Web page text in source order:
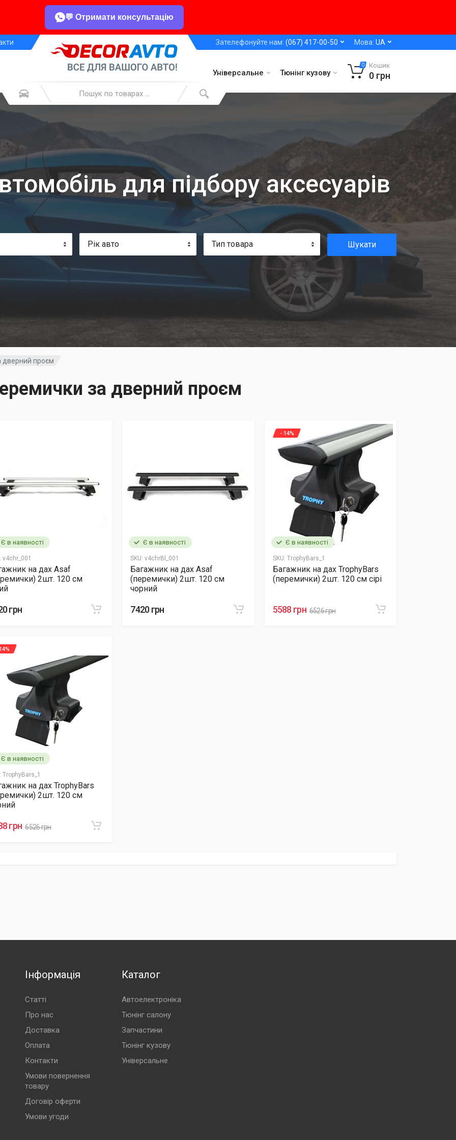
💬 Отримати консультацію
Зателефонуйте нам: (067) 417-00-50 Мова: UA
Універсальне Тюнінг кузову
0 Кошик
0 грн
для підбору аксесуарів
Рік авто Тип товара Шукати
дверний проєм
за дверний проєм
Є в наявності
v4chr_001
на дах Asaf
2шт. 120 см
грн
Є в наявності
SKU: v4chrBl_001
Багажник на дах Asaf
(перемички) 2шт. 120 см
чорний
7420 грн
Є в наявності
SKU: TrophyBars_1
- 14%
Багажник на дах TrophyBars
(перемички) 2шт. 120 см сірі
5588 грн 6526 грн
Є в наявності
TrophyBars_1
на дах TrophyBars
2шт. 120 см
грн 6526 грн
Інформація
Статті
Про нас
Доставка
Оплата
Контакти
Умови повернення
товару
Договір оферти
Умови угоди
Каталог
Автоелектроніка
Тюнінг салону
Запчастини
Тюнінг кузову
Універсальне